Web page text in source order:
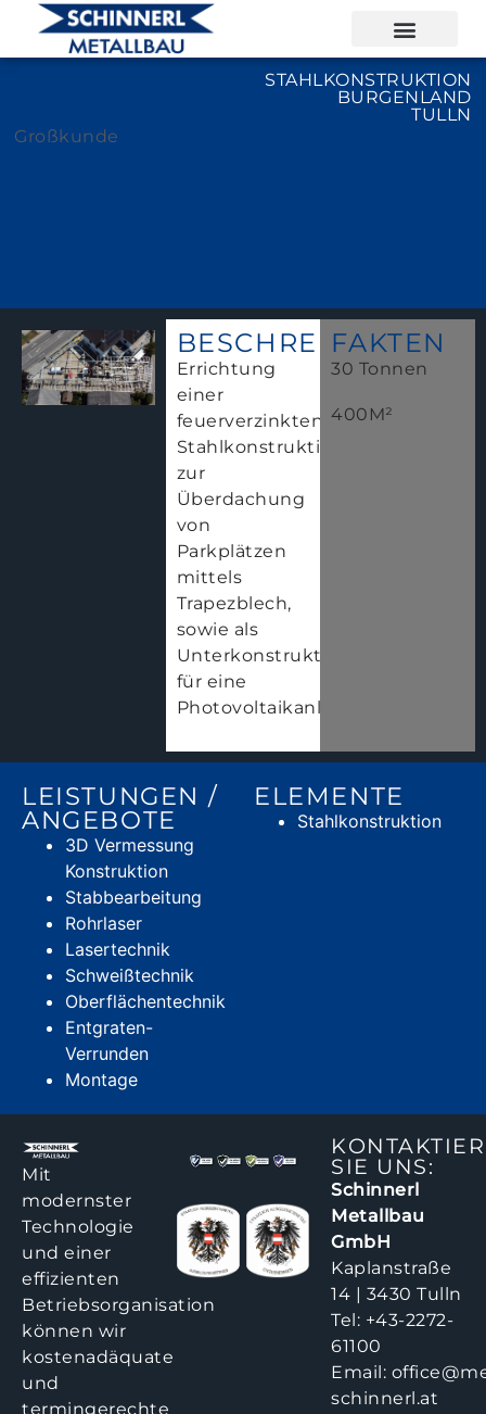
STAHLKONSTRUKTION
BURGENLAND
TULLN
Großkunde
BESCHREIBUNG
Errichtung
einer
feuerverzinkten
Stahlkonstruktion
zur
Überdachung
von
Parkplätzen
mittels
Trapezblech,
sowie als
Unterkonstruktion
für eine
Photovoltaikanlage.
FAKTEN
30 Tonnen
400M²
LEISTUNGEN /
ANGEBOTE
3D Vermessung
Konstruktion
Stabbearbeitung
Rohrlaser
Lasertechnik
Schweißtechnik
Oberflächentechnik
Entgraten-
Verrunden
Montage
ELEMENTE
Stahlkonstruktion
Mit
modernster
Technologie
und einer
effizienten
Betriebsorganisation
können wir
kostenadäquate
und
termingerechte
SIE UNS:
Schinnerl
Metallbau
GmbH
Kaplanstraße
14 | 3430 Tulln
Tel: +43-2272-
61100
Email:
schinnerl.at